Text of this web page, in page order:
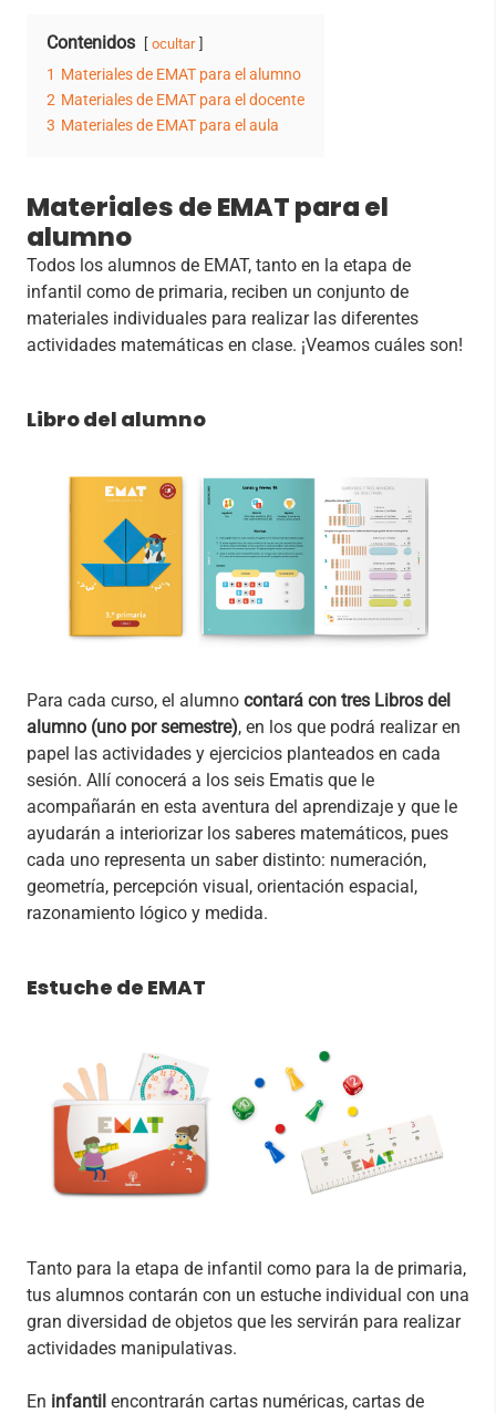
Contenidos ocultar
1 Materiales de EMAT para el alumno
2 Materiales de EMAT para el docente
3 Materiales de EMAT para el aula
Materiales de EMAT para el
alumno
Todos los alumnos de EMAT, tanto en la etapa de
infantil como de primaria, reciben un conjunto de
materiales individuales para realizar las diferentes
actividades matemáticas en clase. ¡Veamos cuáles son!
Libro del alumno
Para cada curso, el alumno contará con tres Libros del
alumno (uno por semestre), en los que podrá realizar en
papel las actividades y ejercicios planteados en cada
sesión. Allí conocerá a los seis Ematis que le
acompañarán en esta aventura del aprendizaje y que le
ayudarán a interiorizar los saberes matemáticos, pues
cada uno representa un saber distinto: numeración,
geometría, percepción visual, orientación espacial,
razonamiento lógico y medida.
Estuche de EMAT
Tanto para la etapa de infantil como para la de primaria,
tus alumnos contarán con un estuche individual con una
gran diversidad de objetos que les servirán para realizar
actividades manipulativas.
En infantil encontrarán cartas numéricas, cartas de